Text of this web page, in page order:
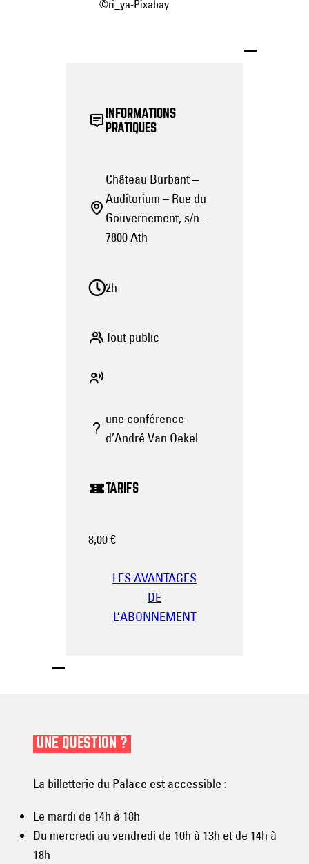
©ri_ya-Pixabay
INFORMATIONS
PRATIQUES
Château Burbant –
Auditorium – Rue du
Gouvernement, s/n –
7800 Ath
2h
Tout public
une conférence
d’André Van Oekel
TARIFS
8,00 €
LES AVANTAGES
DE
L’ABONNEMENT
UNE QUESTION ?
La billetterie du Palace est accessible :
Le mardi de 14h à 18h
Du mercredi au vendredi de 10h à 13h et de 14h à
18h